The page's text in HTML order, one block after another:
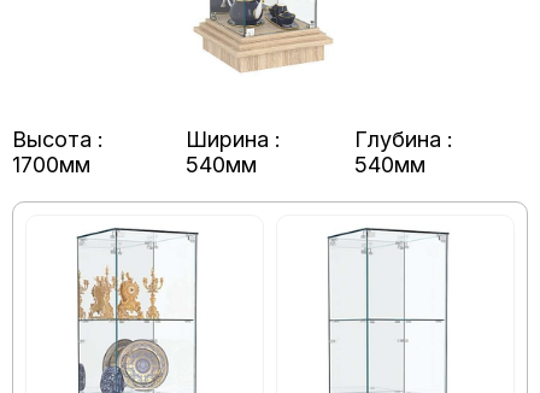
Высота :
1700мм
Ширина :
540мм
Глубина :
540мм